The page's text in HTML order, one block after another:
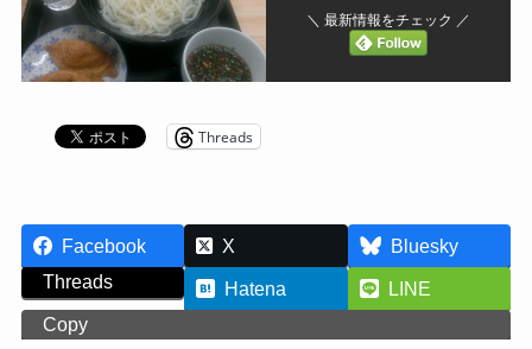
＼ 最新情報をチェック ／
Threads
Facebook X
Bluesky
Threads
Hatena
LINE
Copy